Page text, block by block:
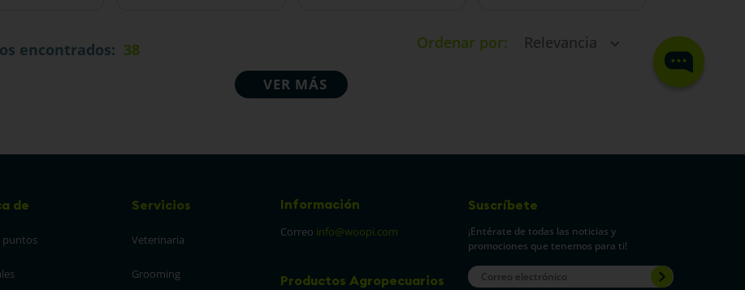
38 Ordenar por Relevancia
de
puntos
Servicios
Veterinaria
Grooming
Información
Correo info@woopi.com
Productos Agropecuarios
Suscríbete
¡Entérate de todas las noticias y
promociones que tenemos para ti!